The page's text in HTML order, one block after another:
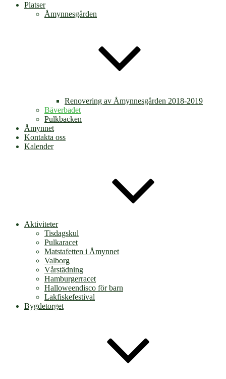
Platser
Åmynnesgården
Renovering av Åmynnesgården 2018-2019
Bäverbadet
Pulkbacken
Åmynnet
Kontakta oss
Kalender
Aktiviteter
Tisdagskul
Pulkaracet
Matstafetten i Åmynnet
Valborg
Vårstädning
Hamburgerracet
Halloweendisco för barn
Lakfiskefestival
Bygdetorget